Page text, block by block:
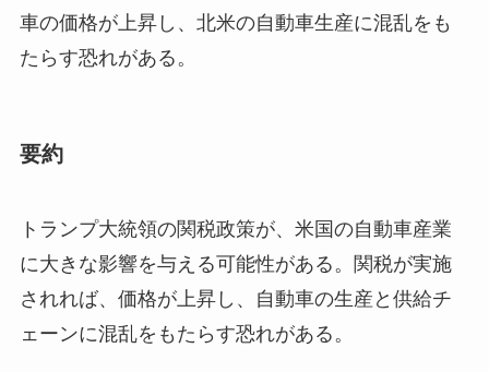
車の価格が上昇し、北米の自動車生産に混乱をも
たらす恐れがある。
要約
トランプ大統領の関税政策が、米国の自動車産業
に大きな影響を与える可能性がある。関税が実施
されれば、価格が上昇し、自動車の生産と供給チ
ェーンに混乱をもたらす恐れがある。